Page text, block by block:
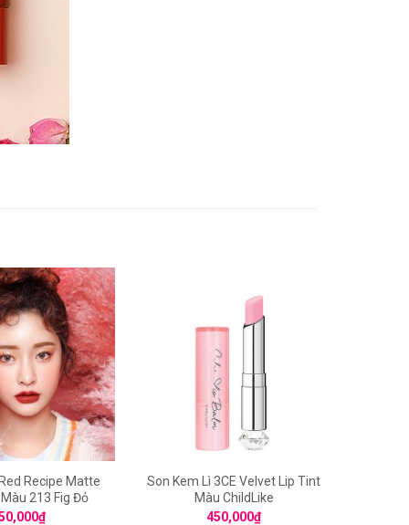
Recipe Matte
213 Fig Đỏ
₫
Son Kem Lì 3CE Velvet Lip Tint
Màu ChildLike
450,000₫